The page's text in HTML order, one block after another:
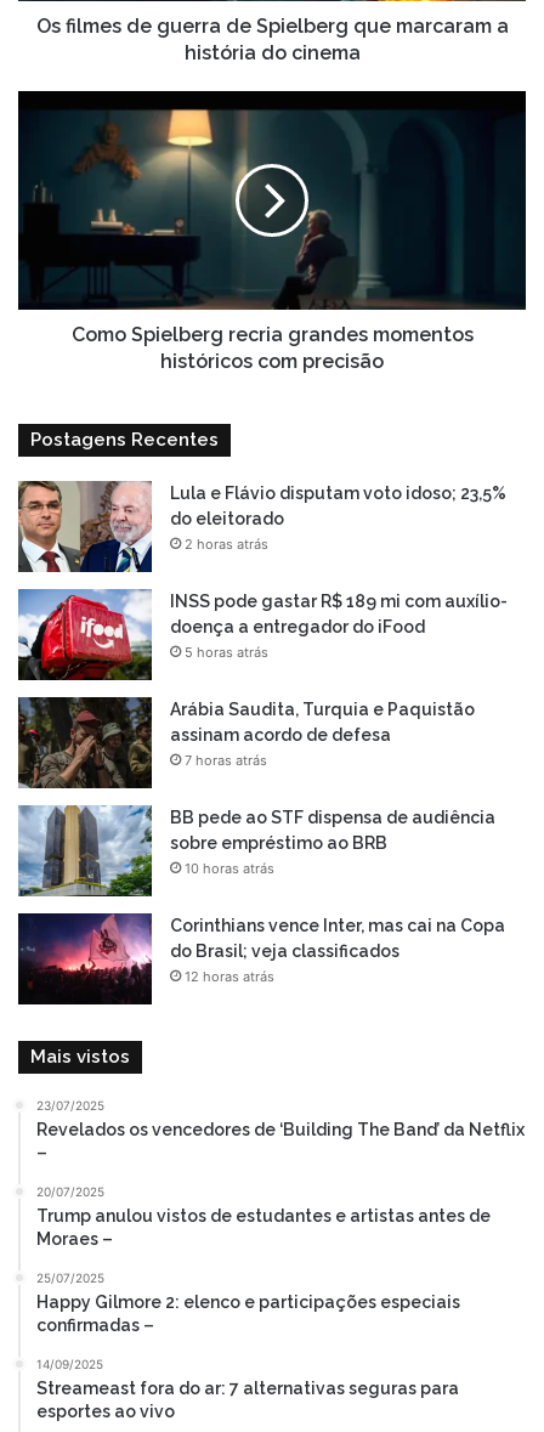
história
Os filmes de guerra de Spielberg que marcaram a
história do cinema
grandes
momentos
históricos
Como Spielberg recria grandes momentos
históricos com precisão
Postagens Recentes
Lula e Flávio disputam voto idoso; 23,5%
do eleitorado
2 horas atrás
INSS pode gastar R$ 189 mi com auxílio-
doença a entregador do iFood
5 horas atrás
Arábia Saudita, Turquia e Paquistão
assinam acordo de defesa
7 horas atrás
BB pede ao STF dispensa de audiência
sobre empréstimo ao BRB
10 horas atrás
Corinthians vence Inter, mas cai na Copa
do Brasil; veja classificados
12 horas atrás
Mais vistos
23/07/2025
Revelados os vencedores de ‘Building The Band’ da Netflix
–
20/07/2025
Trump anulou vistos de estudantes e artistas antes de
Moraes –
25/07/2025
Happy Gilmore 2: elenco e participações especiais
confirmadas –
14/09/2025
Streameast fora do ar: 7 alternativas seguras para
esportes ao vivo